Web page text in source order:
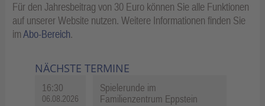
Für den Jahresbeitrag von 30 Euro können Sie alle Funktionen
auf unserer Website nutzen. Weitere Informationen finden Sie
imAbo-Bereich.
NÄCHSTE TERMINE
16:30
06.08.2026
Spielerunde im
Familienzentrum Eppstein